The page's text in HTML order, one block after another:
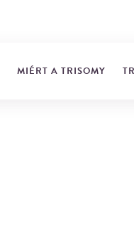
MIÉRT A TRISOMY